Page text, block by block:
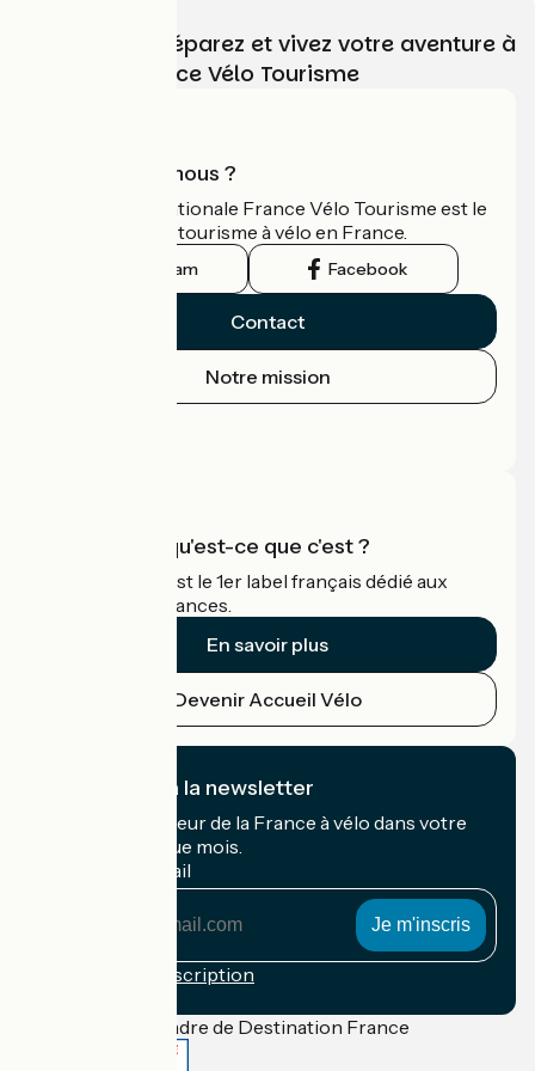
Choisissez, préparez et vivez votre aventure à
vélo avec France Vélo Tourisme
Qui sommes-nous ?
L'association nationale France Vélo Tourisme est le
guide officiel du tourisme à vélo en France.
Instagram Facebook
Contact
Notre mission
Accueil Vélo qu'est-ce que c'est ?
Accueil Vélo c'est le 1er label français dédié aux
cyclistes en vacances.
En savoir plus
Devenir Accueil Vélo
Je m'abonne à la newsletter
Recevez le meilleur de la France à vélo dans votre
boîte mail chaque mois.
Mon adresse mail
Conditions d'inscription
Financé dans le cadre de Destination France